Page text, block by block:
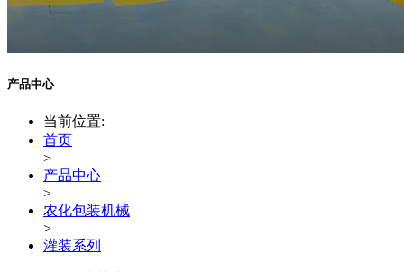
产品中心
当前位置:
首页
>
产品中心
>
农化包装机械
>
灌装系列